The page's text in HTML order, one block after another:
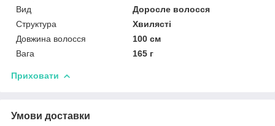
Вид
Доросле волосся
Структура
Хвилясті
Довжина волосся
100 см
Вага
165 г
Приховати
Умови доставки